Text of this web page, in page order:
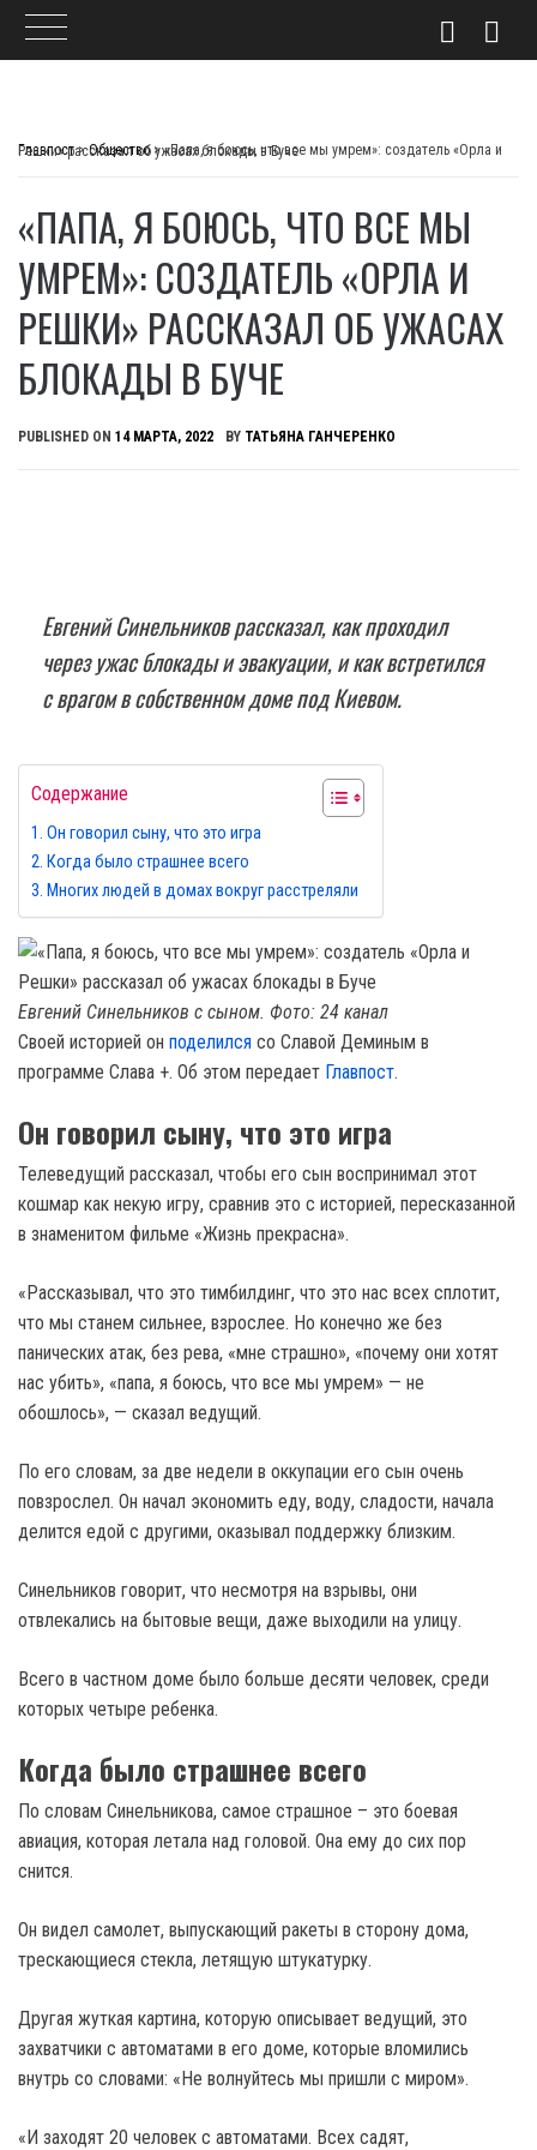
Главпост>Общество>
«Папа, я боюсь, что все мы умрем»: создатель «Орла и Решки» рассказал об ужасах блокады в Буче
«ПАПА, Я БОЮСЬ, ЧТО ВСЕ МЫ
УМРЕМ»: СОЗДАТЕЛЬ «ОРЛА И
РЕШКИ» РАССКАЗАЛ ОБ УЖАСАХ
БЛОКАДЫ В БУЧЕ
PUBLISHED ON 14 МАРТА, 2022 BY ТАТЬЯНА ГАНЧЕРЕНКО
Евгений Синельников рассказал, как проходил
через ужас блокады и эвакуации, и как встретился
с врагом в собственном доме под Киевом.
Содержание
Он говорил сыну, что это игра
Когда было страшнее всего
Многих людей в домах вокруг расстреляли
Евгений Синельников с сыном. Фото: 24 канал
Своей историей он поделился со Славой Деминым в
программе Слава +. Об этом передает Главпост.
Он говорил сыну, что это игра
Телеведущий рассказал, чтобы его сын воспринимал этот
кошмар как некую игру, сравнив это с историей, пересказанной
в знаменитом фильме «Жизнь прекрасна».
«Рассказывал, что это тимбилдинг, что это нас всех сплотит,
что мы станем сильнее, взрослее. Но конечно же без
панических атак, без рева, «мне страшно», «почему они хотят
нас убить», «папа, я боюсь, что все мы умрем» — не
обошлось», — сказал ведущий.
По его словам, за две недели в оккупации его сын очень
повзрослел. Он начал экономить еду, воду, сладости, начала
делится едой с другими, оказывал поддержку близким.
Синельников говорит, что несмотря на взрывы, они
отвлекались на бытовые вещи, даже выходили на улицу.
Всего в частном доме было больше десяти человек, среди
которых четыре ребенка.
Когда было страшнее всего
По словам Синельникова, самое страшное – это боевая
авиация, которая летала над головой. Она ему до сих пор
снится.
Он видел самолет, выпускающий ракеты в сторону дома,
трескающиеся стекла, летящую штукатурку.
Другая жуткая картина, которую описывает ведущий, это
захватчики с автоматами в его доме, которые вломились
внутрь со словами: «Не волнуйтесь мы пришли с миром».
«И заходят 20 человек с автоматами. Всех садят,